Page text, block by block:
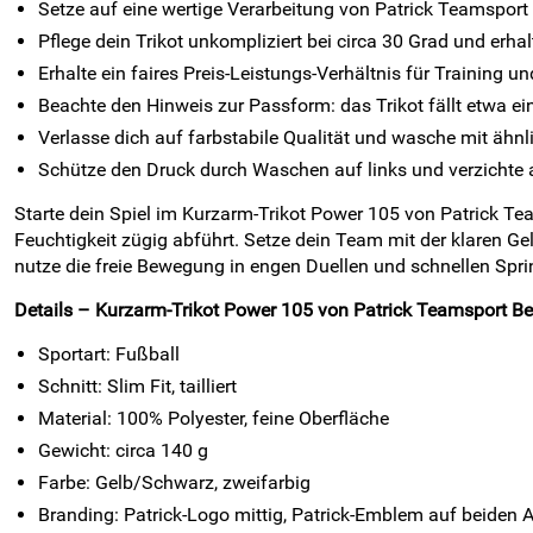
Setze auf eine wertige Verarbeitung von Patrick
Pflege dein Trikot unkompliziert bei circa 30 Grad und
Erhalte ein faires Preis-Leistungs-Verhältnis für Training
Beachte den Hinweis zur Passform: das Trikot fällt etwa
Verlasse dich auf farbstabile Qualität und wasche mit
Schütze den Druck durch Waschen auf links und verzichte
Starte dein Spiel im Kurzarm-Trikot Power 105 von Patrick
Feuchtigkeit zügig abführt. Setze dein Team mit der klaren
nutze die freie Bewegung in engen Duellen und schnellen
Details – Kurzarm-Trikot Power 105 von Patrick Teamsport
Sportart: Fußball
Schnitt: Slim Fit, tailliert
Material: 100% Polyester, feine Oberfläche
Gewicht: circa 140 g
Farbe: Gelb/Schwarz, zweifarbig
Branding: Patrick-Logo mittig, Patrick-Emblem auf beiden